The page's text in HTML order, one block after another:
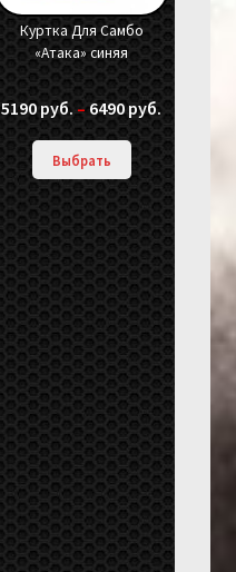
Куртка Для Самбо
«Атака» синяя
5190 руб.–6490руб.
Выбрать